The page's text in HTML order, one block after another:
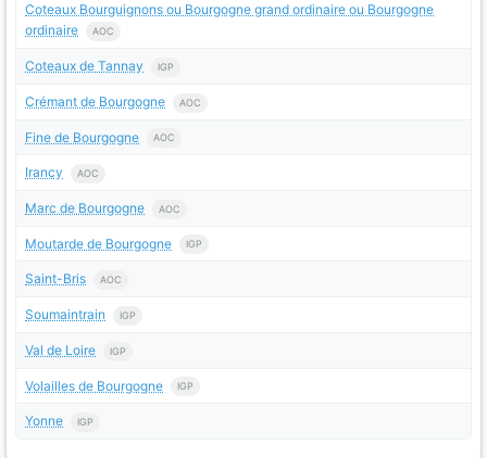
Coteaux Bourguignons ou Bourgogne grand ordinaire ou Bourgogne
ordinaire
AOC
Coteaux de Tannay IGP
Crémant de Bourgogne AOC
Fine de Bourgogne AOC
Irancy AOC
Marc de Bourgogne AOC
Moutarde de Bourgogne IGP
Saint-Bris AOC
Soumaintrain IGP
Val de Loire IGP
Volailles de Bourgogne IGP
Yonne IGP